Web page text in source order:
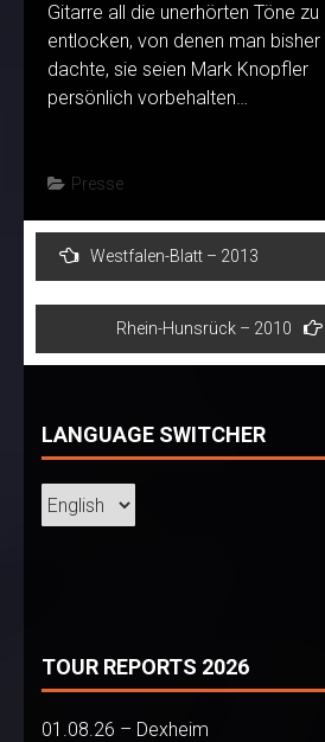
Gitarre all die unerhörten Töne zu
entlocken, von denen man bisher
dachte, sie seien Mark Knopfler
persönlich vorbehalten…
Presse
Post
navigation
Westfalen-Blatt – 2013
Rhein-Hunsrück – 2010
LANGUAGE SWITCHER
TOUR REPORTS 2026
01.08.26 – Dexheim